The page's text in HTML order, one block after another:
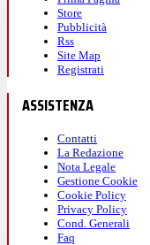
Store
Pubblicità
Rss
Site Map
Registrati
ASSISTENZA
Contatti
La Redazione
Nota Legale
Gestione Cookie
Cookie Policy
Privacy Policy
Cond. Generali
Faq